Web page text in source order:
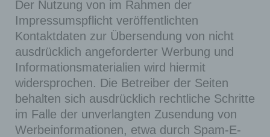
Der Nutzung von im Rahmen der
Impressumspflicht veröffentlichten
Kontaktdaten zur Übersendung von nicht
ausdrücklich angeforderter Werbung und
Informationsmaterialien wird hiermit
widersprochen. Die Betreiber der Seiten
behalten sich ausdrücklich rechtliche Schritte
im Falle der unverlangten Zusendung von
Werbeinformationen, etwa durch Spam-E-
PHP
SES
SID
auf
der
PHP-
Progra
mmier
sprach
e
basier
Ses
sion